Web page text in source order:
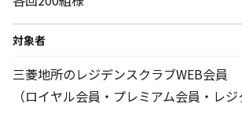
対象者
三菱地所のレジデンスクラブWEB会員
（ロイヤル会員・プレミアム会員・レジ